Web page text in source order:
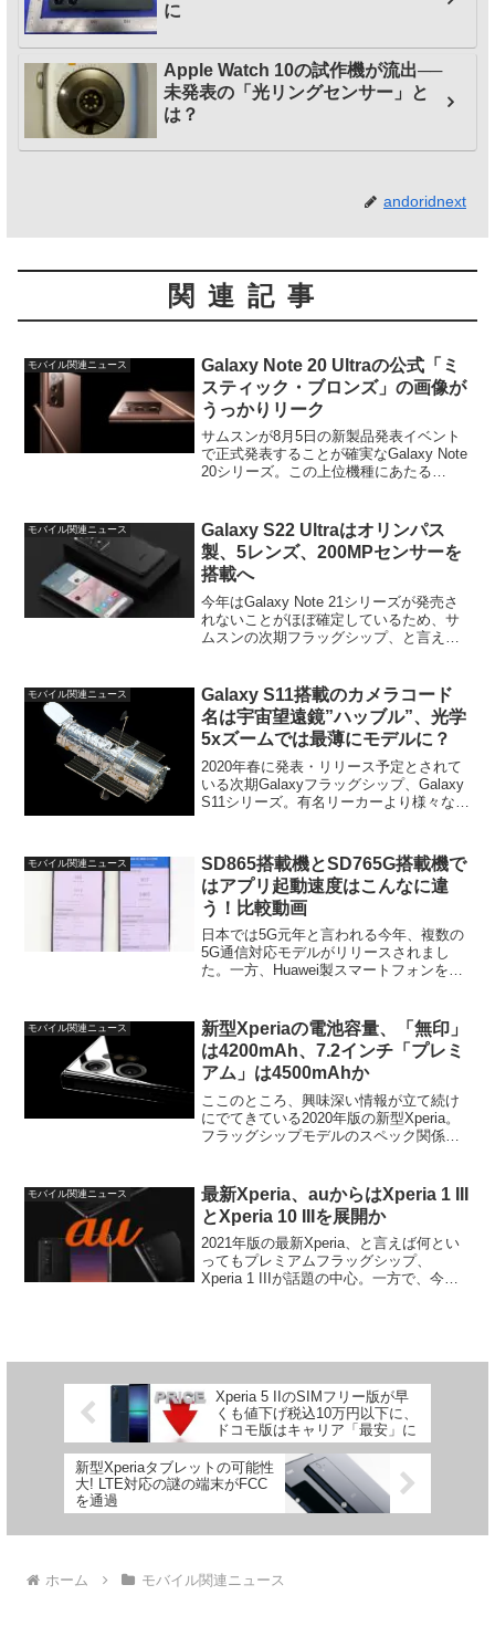
に
Apple Watch 10の試作機が流出──
未発表の「光リングセンサー」と
は？
andoridnext
関連記事
モバイル関連ニュース
Galaxy Note 20 Ultraの公式「ミ
スティック・ブロンズ」の画像が
うっかりリーク
サムスンが8月5日の新製品発表イベント
で正式発表することが確実なGalaxy Note
20シリーズ。この上位機種にあたる
XDAの有名リーカー、M...
モバイル関連ニュース
Galaxy S22 Ultraはオリンパス
製、5レンズ、200MPセンサーを
搭載へ
今年はGalaxy Note 21シリーズが発売さ
れないことがほぼ確定しているため、サ
ムスンの次期フラッグシップ、と言えば
の高い情報はほとんどありません。そ
ん...
モバイル関連ニュース
Galaxy S11搭載のカメラコード
名は宇宙望遠鏡”ハッブル”、光学
5xズームでは最薄にモデルに？
2020年春に発表・リリース予定とされて
いる次期Galaxyフラッグシップ、Galaxy
S11シリーズ。有名リーカーより様々なリ
大の進化点は「カメラ」となり...
モバイル関連ニュース
SD865搭載機とSD765G搭載機で
はアプリ起動速度はこんなに違
う！比較動画
日本では5G元年と言われる今年、複数の
5G通信対応モデルがリリースされまし
た。一方、Huawei製スマートフォンを除
Snapdragon 865搭載機かSnapd...
モバイル関連ニュース
新型Xperiaの電池容量、「無印」
は4200mAh、7.2インチ「プレミ
アム」は4500mAhか
ここのところ、興味深い情報が立て続け
にでてきている2020年版の新型Xperia。
フラッグシップモデルのスペック関係に
どが噂レベルの情報。また、ラインナッ
プについ...
モバイル関連ニュース
最新Xperia、auからはXperia 1 III
とXperia 10 IIIを展開か
2021年版の最新Xperia、と言えば何とい
ってもプレミアムフラッグシップ、
Xperia 1 IIIが話題の中心。一方で、今年
Xperia 5 IIのSIMフリー版が早
くも値下げ税込10万円以下に、
ドコモ版はキャリア「最安」に
新型Xperiaタブレットの可能性
大! LTE対応の謎の端末がFCC
を通過
ホーム モバイル関連ニュース